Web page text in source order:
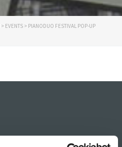
> EVENTS > PIANODUO FESTIVAL POP-UP